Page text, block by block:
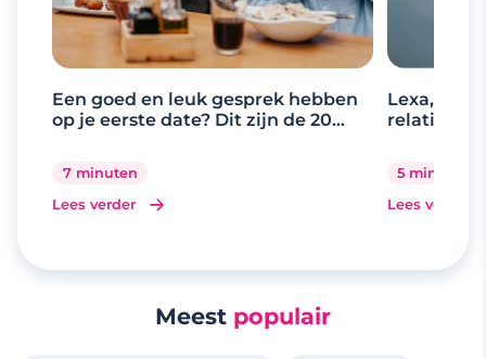
Een goed en leuk gesprek hebben
op je eerste date? Dit zijn de 20
7 minuten
Lees verder
Lexa, de
relaties
5 minuten
Lees verder
Meest populair